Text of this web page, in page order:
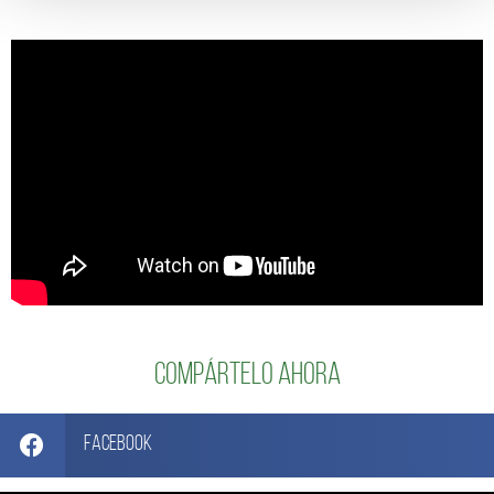
Compártelo ahora
Facebook